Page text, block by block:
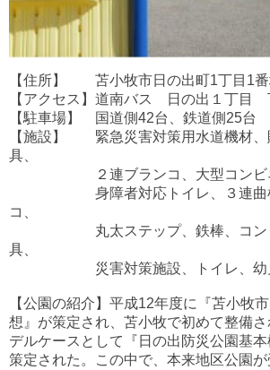
【住所】 苫小牧市日の出町1丁目1
【アクセス】道南バス 日の出１丁目
【駐車場】 国道側42台、鉄道側25台
【施設】 緊急災害対策用水道機材、
具、
２連ブランコ、大型コンビネ
身障者対応トイレ、３連曲柱
コ、
丸太ステップ、鉄棒、コンビ
具、
災害対策施設、トイレ、幼児
【公園の紹介】平成12年度に『苫小牧
想』が策定され、苫小牧で初めて整備
デルケースとして『日の出防災公園基
策定された。この中で、本来地区公園